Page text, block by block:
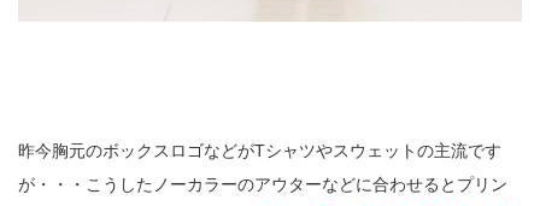
昨今胸元のボックスロゴなどがTシャツやスウェットの主流です
が・・・こうしたノーカラーのアウターなどに合わせるとプリン